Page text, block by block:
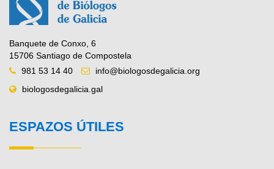
Banquete de Conxo, 6
15706 Santiago de Compostela
981 53 14 40
info@biologosdegalicia.org
biologosdegalicia.gal
ESPAZOS ÚTILES